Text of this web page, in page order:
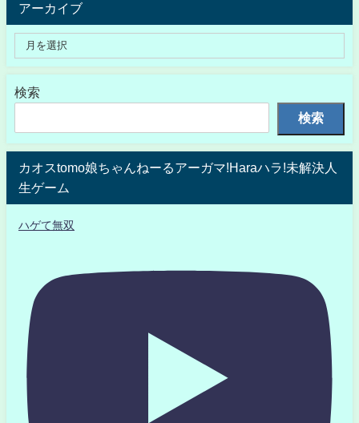
アーカイブ
検索
検索
カオスtomo娘ちゃんねーるアーガマ!Haraハラ!未解決人
生ゲーム
ハゲて無双